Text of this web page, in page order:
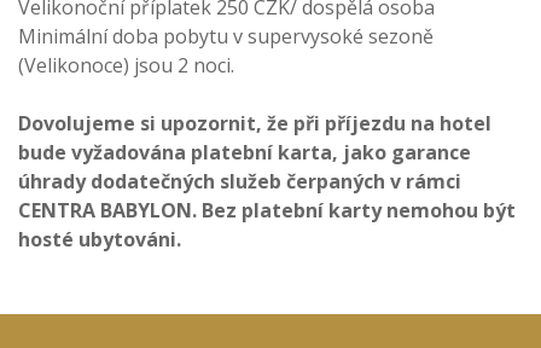
Velikonoční příplatek 250 CZK/ dospělá osoba
Minimální doba pobytu v supervysoké sezoně
(Velikonoce) jsou 2 noci.
Dovolujeme si upozornit, že při příjezdu na hotel
bude vyžadována platební karta, jako garance
úhrady dodatečných služeb čerpaných v rámci
CENTRA BABYLON. Bez platební karty nemohou být
hosté ubytováni.